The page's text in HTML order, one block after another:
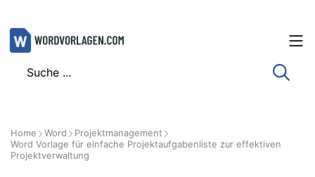
Zum
Inhalt
Home Word
Projektmanagement
Word Vorlage für einfache Projektaufgabenliste zur effektiven
Projektverwaltung